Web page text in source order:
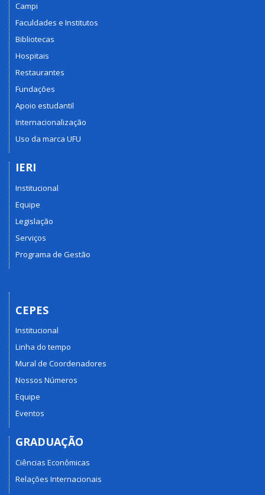
Campi
Faculdades e Institutos
Bibliotecas
Hospitais
Restaurantes
Fundações
Apoio estudantil
Internacionalização
Uso da marca UFU
IERI
Institucional
Equipe
Legislação
Serviços
Programa de Gestão
CEPES
Institucional
Linha do tempo
Mural de Coordenadores
Nossos Números
Equipe
Eventos
GRADUAÇÃO
Ciências Econômicas
Relações Internacionais